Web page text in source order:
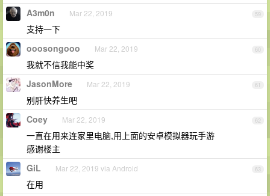
59
A3m0n Mar 22, 2019
支持一下
60
ooosongooo Mar 22, 2019
我就不信我能中奖
61
JasonMore Mar 22, 2019
别肝快养生吧
62
Coey Mar 22, 2019
一直在用来连家里电脑,用上面的安卓模拟器玩手游
感谢楼主
63
GiL Mar 22, 2019 via Android
在用